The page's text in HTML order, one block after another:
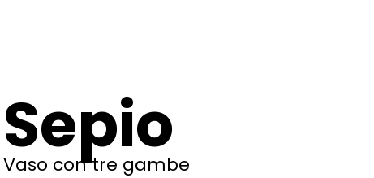
Sepio
Vaso con tre gambe